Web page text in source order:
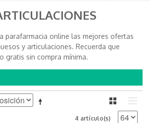
parafarmacia online las mejores ofertas
y articulaciones. Recuerda que
gratis sin compra mínima.
4 artículo(s)